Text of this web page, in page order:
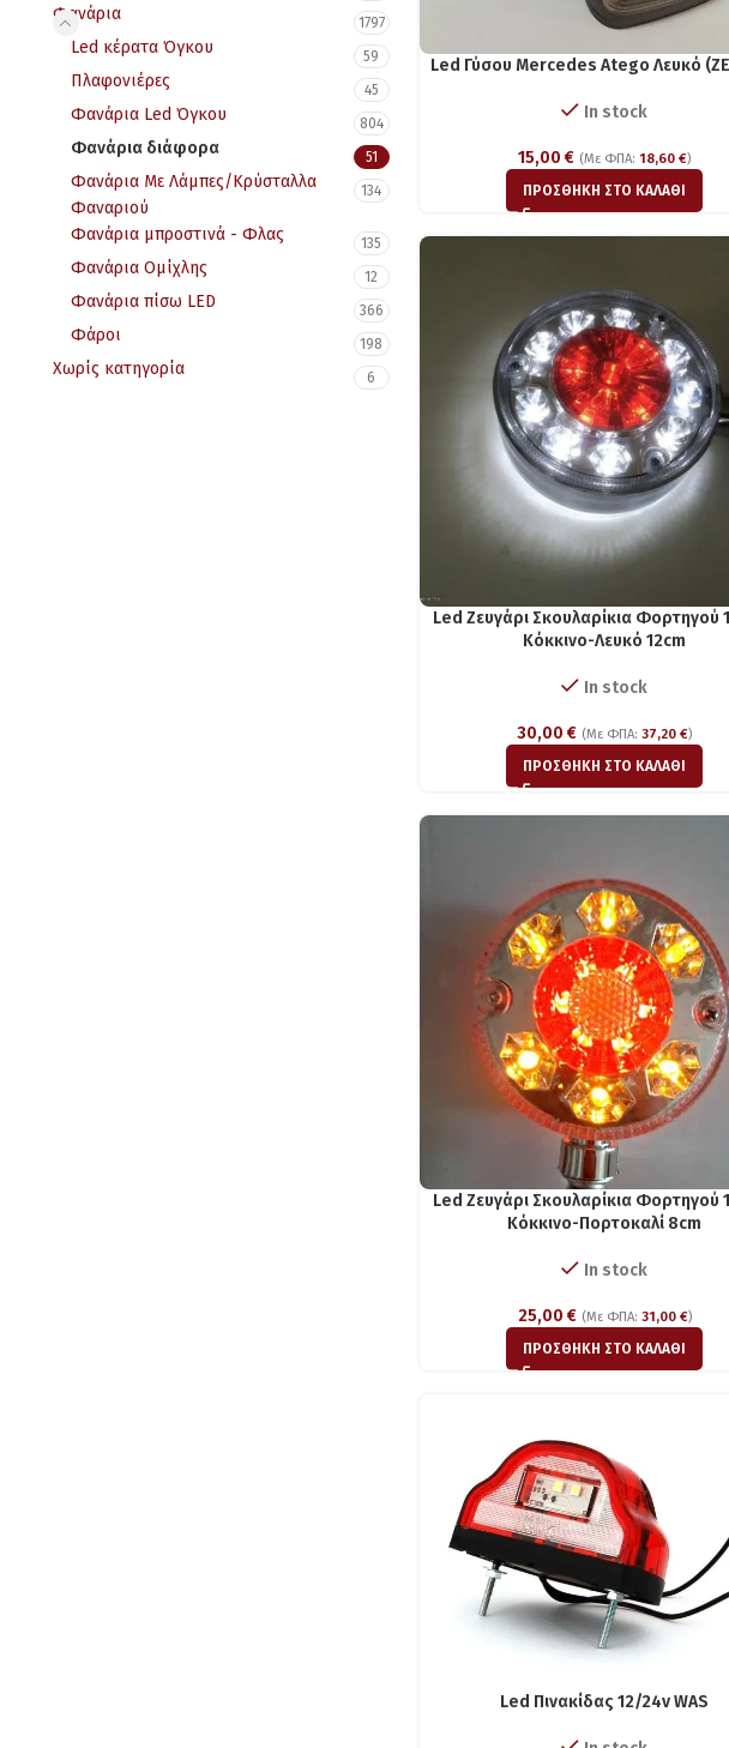
Φανάρια 1797
Led κέρατα Όγκου 59
Πλαφονιέρες 45
Φανάρια Led Όγκου 804
Φανάρια διάφορα 51
Φανάρια Με Λάμπες/Κρύσταλλα
Φαναριού
134
Φανάρια μπροστινά - Φλας 135
Φανάρια Ομίχλης 12
Φανάρια πίσω LED 366
Φάροι 198
Χωρίς κατηγορία 6
Led Γύσου Mercedes Atego Λευκό
In stock
15,00€ (Με ΦΠΑ:18,60€)
ΠΡΟΣΘΉΚΗ ΣΤΟ ΚΑΛΆΘΙ
Led Ζευγάρι Σκουλαρίκια Φορτηγού
Κόκκινο-Λευκό 12cm
In stock
30,00€ (Με ΦΠΑ:37,20€)
ΠΡΟΣΘΉΚΗ ΣΤΟ ΚΑΛΆΘΙ
Led Ζευγάρι Σκουλαρίκια Φορτηγού
Κόκκινο-Πορτοκαλί 8cm
In stock
25,00 € (Με ΦΠΑ: 31,00 €)
ΠΡΟΣΘΉΚΗ ΣΤΟ ΚΑΛΆΘΙ
Led Πινακίδας 12/24v WAS